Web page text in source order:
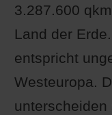
3.287.600
Land der
entspricht
Westeuropa.